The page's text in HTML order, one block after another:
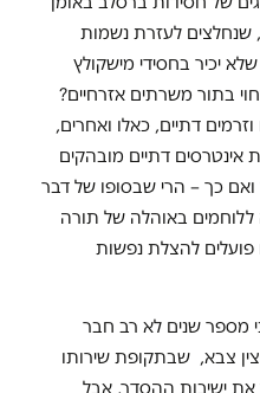
שנחלצים לעזרת נשמות
יכיר בחסידי מישקולץ
בתור משרתים אזרחיים?
דתיים, כאלו ואחרים,
אינטרסים דתיים מובהקים
כך – הרי שבסופו של דבר
באוהלה של תורה
להצלת נפשות
מספר שנים לא רב חבר
צבא, שבתקופת שירותו
את ישיבות ההסדר, אבל